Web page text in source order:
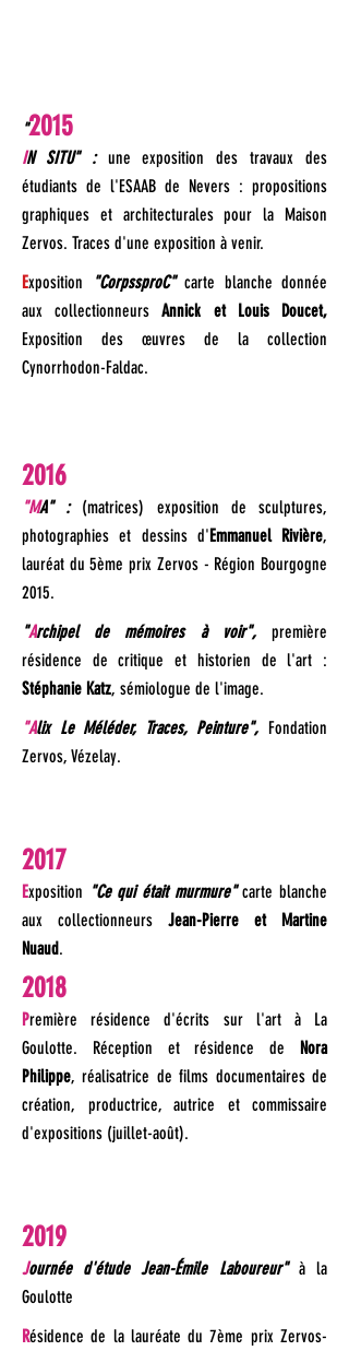
"2015
IN SITU" : une exposition des travaux des
étudiants de l'ESAAB de Nevers : propositions
graphiques et architecturales pour la Maison
Zervos. Traces d'une exposition à venir.
Exposition "CorpssproC"carte blanche donnée
aux collectionneursAnnick et Louis Doucet,
Exposition des œuvres de la collection
Cynorrhodon-Faldac.
2016
"MA" : (matrices) exposition de sculptures,
photographies et dessins d'Emmanuel Rivière,
lauréat du 5ème prix Zervos - Région Bourgogne
2015.
"Archipel de mémoires à voir",première
résidence de critique et historien de l'art :
Stéphanie Katz, sémiologue de l'image.
"Alix Le Méléder, Traces, Peinture",Fondation
Zervos, Vézelay.
2017
Exposition "Ce qui était murmure"carte blanche
aux collectionneurs Jean-Pierre et Martine
Nuaud.
2018
Première résidence d'écrits sur l'art à La
Goulotte. Réception et résidence de Nora
Philippe, réalisatrice de films documentaires de
création, productrice, autrice et commissaire
d'expositions (juillet-août).
2019
Journée d'étude Jean-Émile Laboureur" à la
Goulotte
Résidence de la lauréate du 7ème prix Zervos-